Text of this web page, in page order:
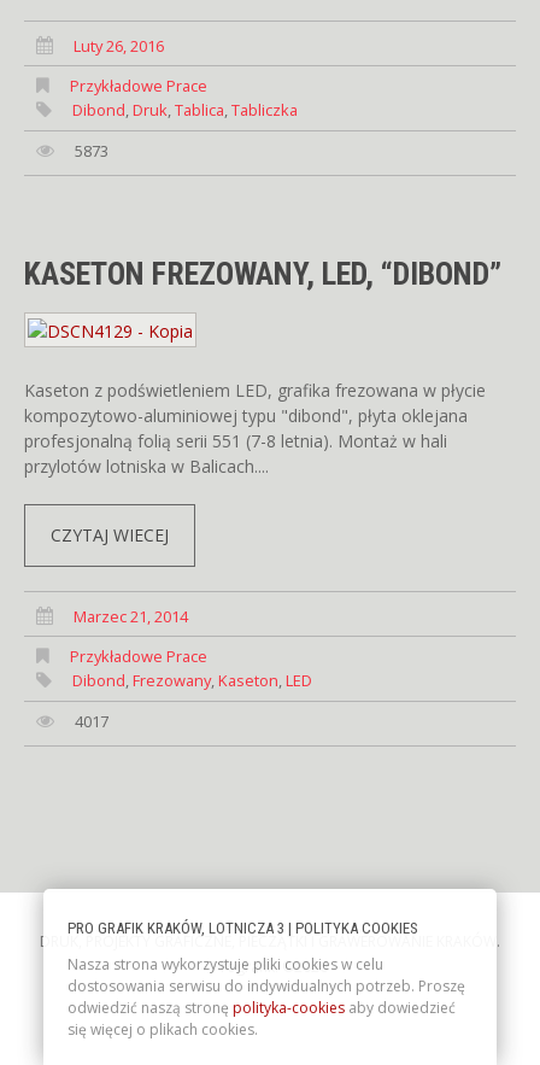
Luty 26, 2016
Przykładowe Prace
Dibond, Druk,Tablica,Tabliczka
5873
KASETON FREZOWANY, LED, “DIBOND”
Kaseton z podświetleniem LED, grafika frezowana w płycie
kompozytowo-aluminiowej typu "dibond", płyta oklejana
profesjonalną folią serii 551 (7-8 letnia). Montaż w hali
przylotów lotniska w Balicach....
CZYTAJ WIECEJ
Marzec 21, 2014
Przykładowe Prace
Dibond, Frezowany, Kaseton, LED
4017
DRUK, PROJEKTY GRAFICZNE, PIECZĄTKI I GRAWEROWANIE KRAKÓW .
Prografik. ©2026
PRO GRAFIK KRAKÓW, LOTNICZA 3 | POLITYKA COOKIES
Nasza strona wykorzystuje pliki cookies w celu
dostosowania serwisu do indywidualnych potrzeb. Proszę
odwiedzić naszą stronę polityka-cookies aby dowiedzieć
się więcej o plikach cookies.